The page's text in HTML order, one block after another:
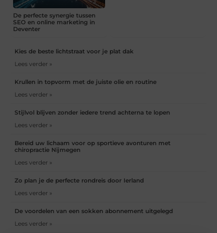
De perfecte synergie tussen
SEO en online marketing in
Deventer
Kies de beste lichtstraat voor je plat dak
Lees verder »
Krullen in topvorm met de juiste olie en routine
Lees verder »
Stijlvol blijven zonder iedere trend achterna te lopen
Lees verder »
Bereid uw lichaam voor op sportieve avonturen met
chiropractie Nijmegen
Lees verder »
Zo plan je de perfecte rondreis door Ierland
Lees verder »
De voordelen van een sokken abonnement uitgelegd
Lees verder »